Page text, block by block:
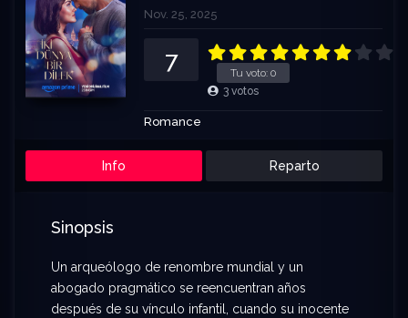
Nov. 25, 2025
Tu voto: 0
7
3 votos
Romance
Info Reparto
Sinopsis
Un arqueólogo de renombre mundial y un
abogado pragmático se reencuentran años
después de su vínculo infantil, cuando su inocente